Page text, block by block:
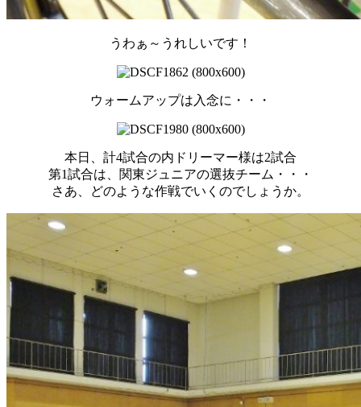
うわぁ～うれしいです！
ウォームアップは入念に・・・
本日、計4試合の内ドリーマー様は2試合
第1試合は、関東ジュニアの選抜チーム・・・
さあ、どのような作戦でいくのでしょうか。